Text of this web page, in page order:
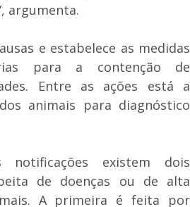
argumenta.
e estabelece as medidas
para a contenção de
Entre as ações está a
animais para diagnóstico
notificações existem dois
de doenças ou de alta
A primeira é feita por